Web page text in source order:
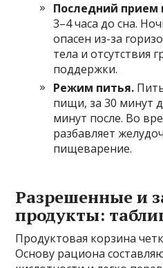
Последний
3–4 часа до сна.
опасен из-за
тела и отсутствия
поддержки.
Режим питья.
пищи, за 30 минут
минут после. Во
разбавляет
пищеварение.
Разрешенные и
продукты:
Продуктовая корзина
Основу рациона